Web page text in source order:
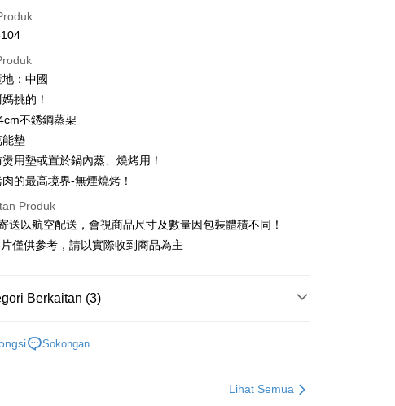
(Bayaran Penuh)
Pay
Later
ini disediakan oleh Taiwan Mobile dan tersedia untuk
Taiwan Mobile tanpa memerlukan permohonan tambahan.
selepas pesanan dibuat. Anda perlu mengesahkan nombor telefon
disahkan.
dikenakan adalah tertakluk kepada maklumat yang dinyatakan
Mengenai Perkhidmatan AFTEE Beli Sekarang Bayar
boleh meneruskan pembayaran selepas pengesahan SMS.
pesanan disahkan, anda akan menerima SMS pembayaran
bayaran diperlukan apabila anda menerima produk. Sila buat
Penghantaran
全家取貨，滿3000免運
地：中國
媽挑的！
不銹鋼蒸架
能墊
燙用墊或置於鍋內蒸、燒烤用！
肉的最高境界-無煙燒烤！
Produk
送以航空配送，會視商品尺寸及數量因包裝體積不同！
僅供參考，請以實際收到商品為主
Berkaitan (3)
Sokongan
Lihat Semua